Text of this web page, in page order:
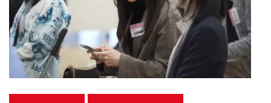
U-15メタバースプログラミング講座
入学案内
受講生紹介
イベント